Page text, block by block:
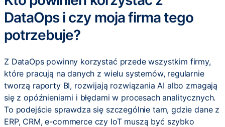
DataOps i czy moja firma tego
potrzebuje?
Z DataOps powinny korzystać przede wszystkim firmy,
które pracują na danych z wielu systemów, regularnie
tworzą raporty BI, rozwijają rozwiązania AI albo zmagają
się z opóźnieniami i błędami w procesach analitycznych.
To podejście sprawdza się szczególnie tam, gdzie dane z
ERP, CRM, e-commerce czy IoT muszą być szybko